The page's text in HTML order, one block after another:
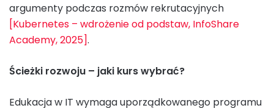
argumenty podczas rozmów rekrutacyjnych
[Kubernetes – wdrożenie od podstaw, InfoShare
Academy, 2025].
Ścieżki rozwoju – jaki kurs wybrać?
Edukacja w IT wymaga uporządkowanego programu